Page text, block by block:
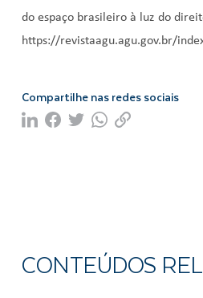
do espaço brasileiro à luz do
https://revistaagu.agu.gov.br/
Compartilhe nas redes sociais
CONTEÚDOS